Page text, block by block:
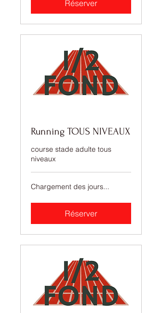
Réserver
Running TOUS NIVEAUX
course stade adulte tous
niveaux
Chargement des jours...
Réserver